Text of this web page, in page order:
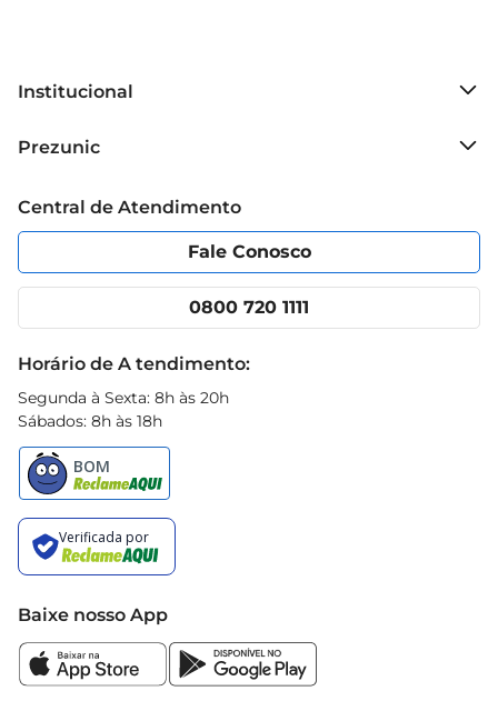
Institucional
Grupo Cencosud
Política de Privacidade
Portal do fornecedor
Cencosud Media
Prezunic
Código de Ética
App Prezunic
Central de Atendimento
Fale Conosco
0800 720 1111
Horário de A tendimento:
Segunda à Sexta: 8h às 20h
Sábados: 8h às 18h
Baixe nosso App